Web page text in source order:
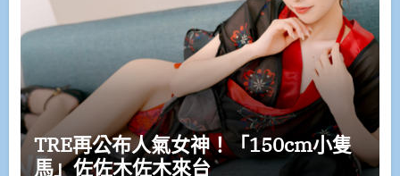
TRE再公布人氣女神！「150cm小隻
馬」佐佐木佐木來台